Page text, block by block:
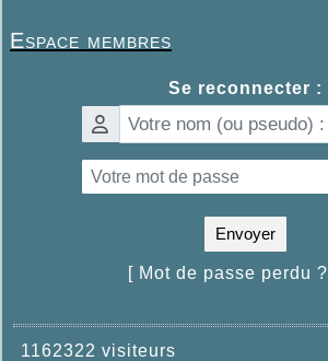
Espace membres
Se reconnecter :
Envoyer
[ Mot de passe perdu ?
1162322 visiteurs